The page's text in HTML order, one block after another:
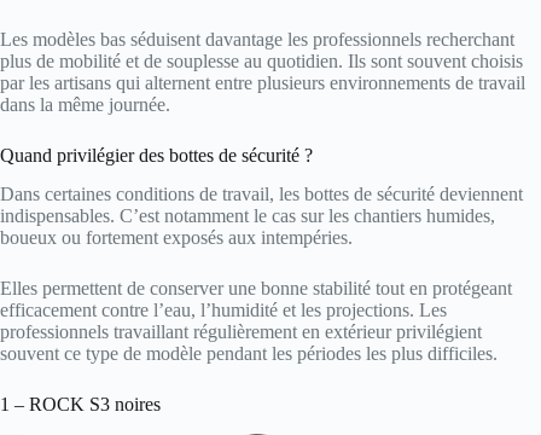
Les modèles bas séduisent davantage les professionnels recherchant
plus de mobilité et de souplesse au quotidien. Ils sont souvent choisis
par les artisans qui alternent entre plusieurs environnements de travail
dans la même journée.
Quand privilégier des bottes de sécurité ?
Dans certaines conditions de travail, les bottes de sécurité deviennent
indispensables. C’est notamment le cas sur les chantiers humides,
boueux ou fortement exposés aux intempéries.
Elles permettent de conserver une bonne stabilité tout en protégeant
efficacement contre l’eau, l’humidité et les projections. Les
professionnels travaillant régulièrement en extérieur privilégient
souvent ce type de modèle pendant les périodes les plus difficiles.
1 – ROCK S3 noires